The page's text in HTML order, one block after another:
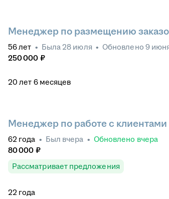
Менеджер по размещению
56лет • Была 28 июля • Обновлено 9
250 000 ₽
20 лет 6 месяцев
Менеджер по работе с клиентами
62 года • Был вчера • Обновлено вчера
80 000 ₽
Рассматривает предложения
22 года